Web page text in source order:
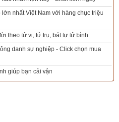
tâm
đời.
- Sim hợp tuổi - Sim hợp mệnh giá rẻ
tài theo bạn! Giao sim miễn phí
0x - 9x - 8x -7x -6x giá rẻ nhất thị trường